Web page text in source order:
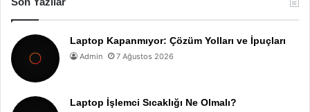
Laptop Kapanmıyor: Çözüm Yolları ve İpuçları
Admin 7 Ağustos 2026
Laptop İşlemci Sıcaklığı Ne Olmalı?